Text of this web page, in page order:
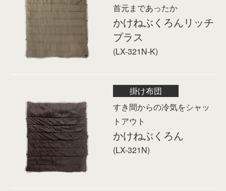
首元まであったか
かけねぶくろんリッチ
プラス
(LX-321N-K)
掛け布団
すき間からの冷気をシャッ
トアウト
かけねぶくろん
(LX-321N)